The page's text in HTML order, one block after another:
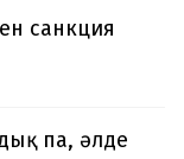
санкция
па, әлде